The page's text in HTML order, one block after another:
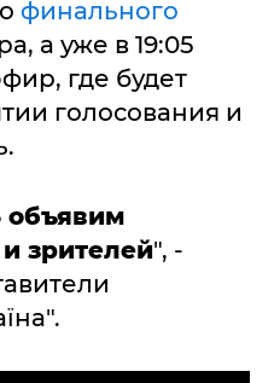
финального
а уже в 19:05
где будет
голосования и
объявим
зрителей", -